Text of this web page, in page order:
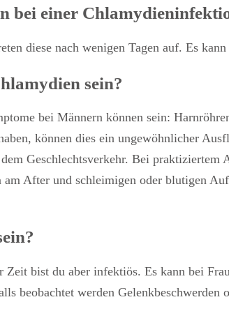
bei einer
diese nach wenigen Tagen auf. Es
sein?
bei Männern können sein:
können dies ein ungewöhnlicher
Geschlechtsverkehr. Bei
After und schleimigen oder blutigen
bist du aber infektiös. Es kann bei
beobachtet werden Gelenkbeschwerden